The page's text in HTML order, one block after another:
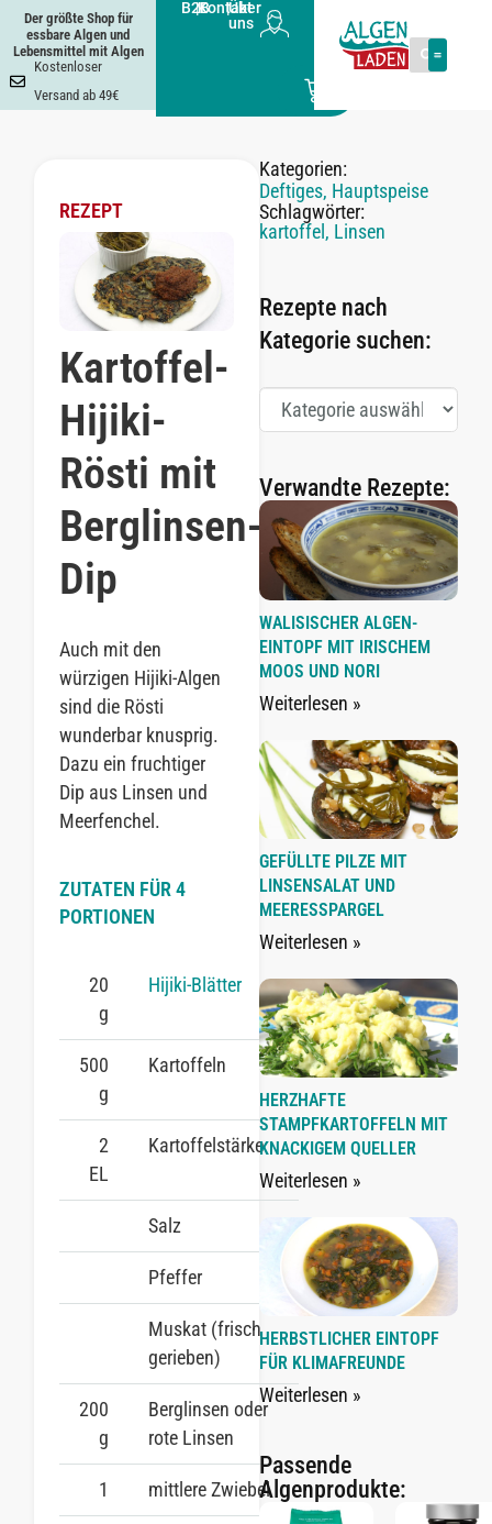
Der größte Shop für
essbare Algen und
Lebensmittel mit Algen
Kostenloser
Versand ab 49€
B2B
|Kontakt
|Über
uns
REZEPT
Kartoffel-
Hijiki-
Rösti mit
Berglinsen-
Dip
Auch mit den
würzigen Hijiki-Algen
sind die Rösti
wunderbar knusprig.
Dazu ein fruchtiger
Dip aus Linsen und
Meerfenchel.
ZUTATEN FÜR 4
PORTIONEN
20
g
Hijiki-Blätter
500
g
Kartoffeln
2
EL
Kartoffelstärke
Salz
Pfeffer
Muskat (frisch
gerieben)
200
g
Berglinsen oder
rote Linsen
1 mittlere Zwiebel
Kategorien:
Deftiges, Hauptspeise
Schlagwörter:
kartoffel, Linsen
Rezepte nach
Kategorie suchen:
Verwandte Rezepte:
WALISISCHER ALGEN-
EINTOPF MIT IRISCHEM
MOOS UND NORI
Weiterlesen »
GEFÜLLTE PILZE MIT
LINSENSALAT UND
MEERESSPARGEL
Weiterlesen »
HERZHAFTE
STAMPFKARTOFFELN MIT
KNACKIGEM QUELLER
Weiterlesen »
HERBSTLICHER EINTOPF
FÜR KLIMAFREUNDE
Weiterlesen »
Passende
Algenprodukte: